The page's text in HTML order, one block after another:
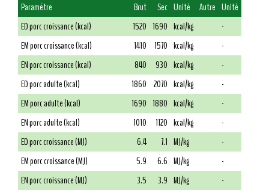
Paramètre Brut Sec Unité Autre Unité
ED porc croissance (kcal)
1520 1690 kcal/kg
-
EM porc croissance (kcal)
1410 1570 kcal/kg
-
EN porc croissance (kcal)
840 930 kcal/kg
-
ED porc adulte (kcal)
1860 2070 kcal/kg
-
EM porc adulte (kcal)
1690 1880 kcal/kg
-
EN porc adulte (kcal)
1010 1120 kcal/kg
-
ED porc croissance (MJ)
6.4 7.1 MJ/kg
-
EM porc croissance (MJ)
5.9 6.6 MJ/kg
-
EN porc croissance (MJ)
3.5 3.9 MJ/kg
-